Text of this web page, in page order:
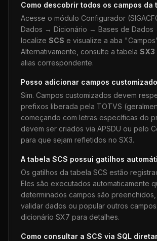
Como descobrir todos os campos da
Acesse o módulo Configurador
Dados → Dicionário → Bases de Dados
localize SCS e visualize a aba
Alternativamente, consulte a tabela SX3
alias correspondente.
Posso adicionar campos
Sim. Campos customizados devem
prefixos liberada pela TOTVS
começando com letras específicas do
devem ser criados via APSDU ou pelo
para que sejam refletidos no SX3.
A tabela SCS possui gatilhos
Os gatilhos da tabela SCS estão
Eles são executados automaticamente
determinados campos são
validar dados ou popular outros
dicionário SX7 para detalhes.
Como consultar a SCS via SQL